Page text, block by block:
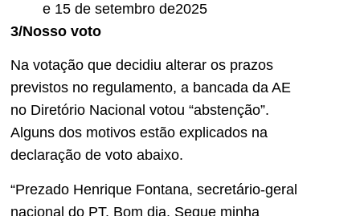
e 15 de setembro de2025
3/Nosso voto
Na votação que decidiu alterar os prazos
previstos no regulamento, a bancada da AE
no Diretório Nacional votou “abstenção”.
Alguns dos motivos estão explicados na
declaração de voto abaixo.
“Prezado Henrique Fontana, secretário-geral
nacional do PT. Bom dia. Segue minha